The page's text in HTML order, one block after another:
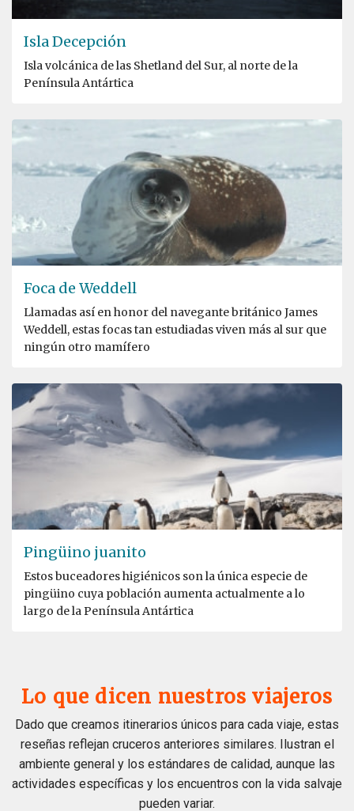
Isla Decepción
Isla volcánica de las Shetland del Sur, al norte de la
Península Antártica
Foca de Weddell
Llamadas así en honor del navegante británico James
Weddell, estas focas tan estudiadas viven más al sur que
ningún otro mamífero
Pingüino juanito
Estos buceadores higiénicos son la única especie de
pingüino cuya población aumenta actualmente a lo
largo de la Península Antártica
Lo que dicen nuestros viajeros
Dado que creamos itinerarios únicos para cada viaje, estas
reseñas reflejan cruceros anteriores similares. Ilustran el
ambiente general y los estándares de calidad, aunque las
actividades específicas y los encuentros con la vida salvaje
pueden variar.